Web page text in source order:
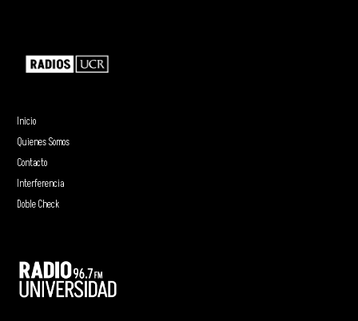
Inicio
Quienes Somos
Contacto
Interferencia
Doble Check